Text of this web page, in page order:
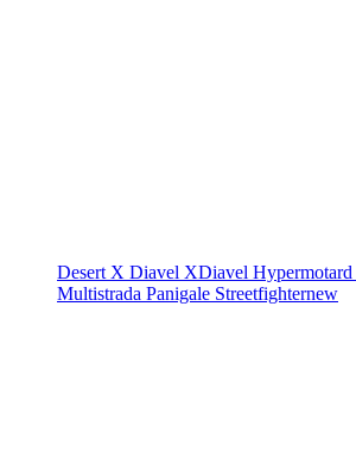
Desert X Diavel XDiavel Hypermotard
Multistrada Panigale Streetfighternew